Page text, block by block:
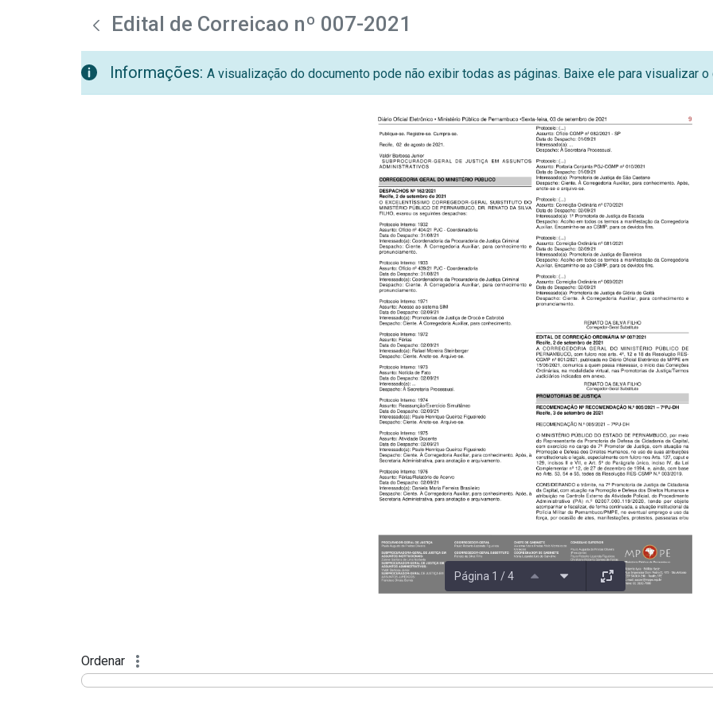
Pular para o Conteúdo principal
teste descricaoEdital de Correicao nº 007-2021
Informações: A visualização do documento pode não exibir todas as páginas. Baixe ele para visualizar
Página 1 / 4
Ordenar